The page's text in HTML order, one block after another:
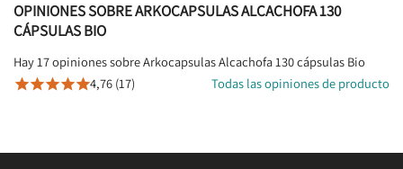
OPINIONES SOBRE ARKOCAPSULAS ALCACHOFA 130
CÁPSULAS BIO
Hay 17 opiniones sobre Arkocapsulas Alcachofa 130 cápsulas Bio
4,76 (17) Todas las opiniones de producto